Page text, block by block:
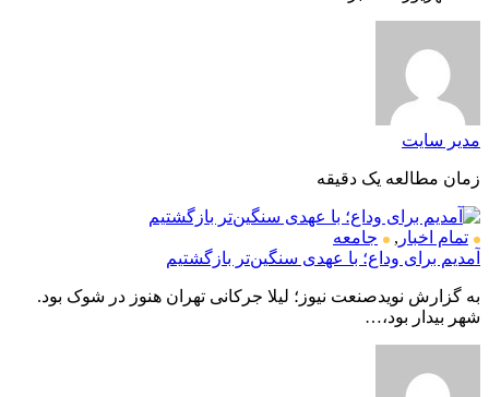
مدیر سایت
زمان مطالعه یک دقیقه
تمام اخبار ,
جامعه
آمدیم برای وداع؛ با عهدی سنگین‌تر بازگشتیم
به گزارش نویدصنعت نیوز؛ لیلا جرکانی تهران هنوز در شوک بود.
شهر بیدار بود،…